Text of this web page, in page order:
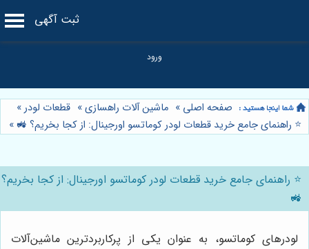
ثبت آگهی
صفحه اصلی » ماشین آلات راهسازی» قطعات لودر»
⭐️ راهنمای جامع خرید قطعات لودر کوماتسو اورجینال: از کجا بخریم؟ 🚜 »
⭐️ راهنمای جامع خرید قطعات لودر کوماتسو اورجینال: از کجا بخریم؟
🚜
لودرهای کوماتسو، به عنوان یکی از پرکاربردترین ماشین‌آلات